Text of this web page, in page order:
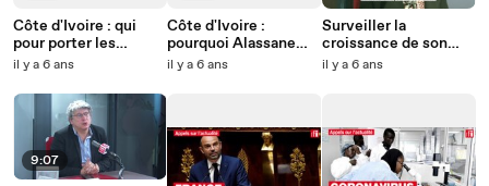
Côte d'Ivoire : qui
pour porter les
couleurs du RHDP
il y a 6 ans
9:07
Côte d'Ivoire :
pourquoi Alassane
Ouattara ne briguera-
il y a 6 ans
Surveiller la
croissance de son
enfant
il y a 6 ans